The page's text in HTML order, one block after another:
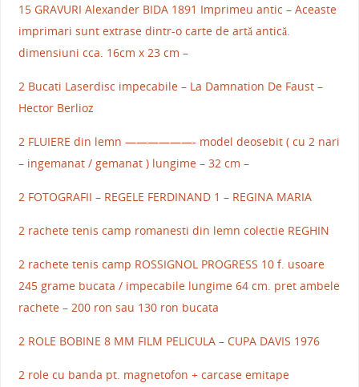
15 GRAVURI Alexander BIDA 1891 Imprimeu antic – Aceaste
imprimari sunt extrase dintr-o carte de artă antică.
dimensiuni cca. 16cm x 23 cm –
2 Bucati Laserdisc impecabile – La Damnation De Faust –
Hector Berlioz
2 FLUIERE din lemn ——————- model deosebit ( cu 2 nari
– ingemanat / gemanat ) lungime – 32 cm –
2 FOTOGRAFII – REGELE FERDINAND 1 – REGINA MARIA
2 rachete tenis camp romanesti din lemn colectie REGHIN
2 rachete tenis camp ROSSIGNOL PROGRESS 10 f. usoare
245 grame bucata / impecabile lungime 64 cm. pret ambele
rachete – 200 ron sau 130 ron bucata
2 ROLE BOBINE 8 MM FILM PELICULA – CUPA DAVIS 1976
2 role cu banda pt. magnetofon + carcase emitape